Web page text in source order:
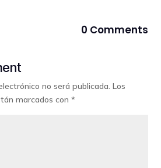
0 Comments
no será publicada. Los
marcados con*